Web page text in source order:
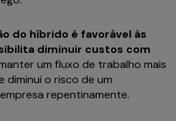
do híbrido é favorável às
diminuir custos com
um fluxo de trabalho mais
diminui o risco de um
repentinamente.